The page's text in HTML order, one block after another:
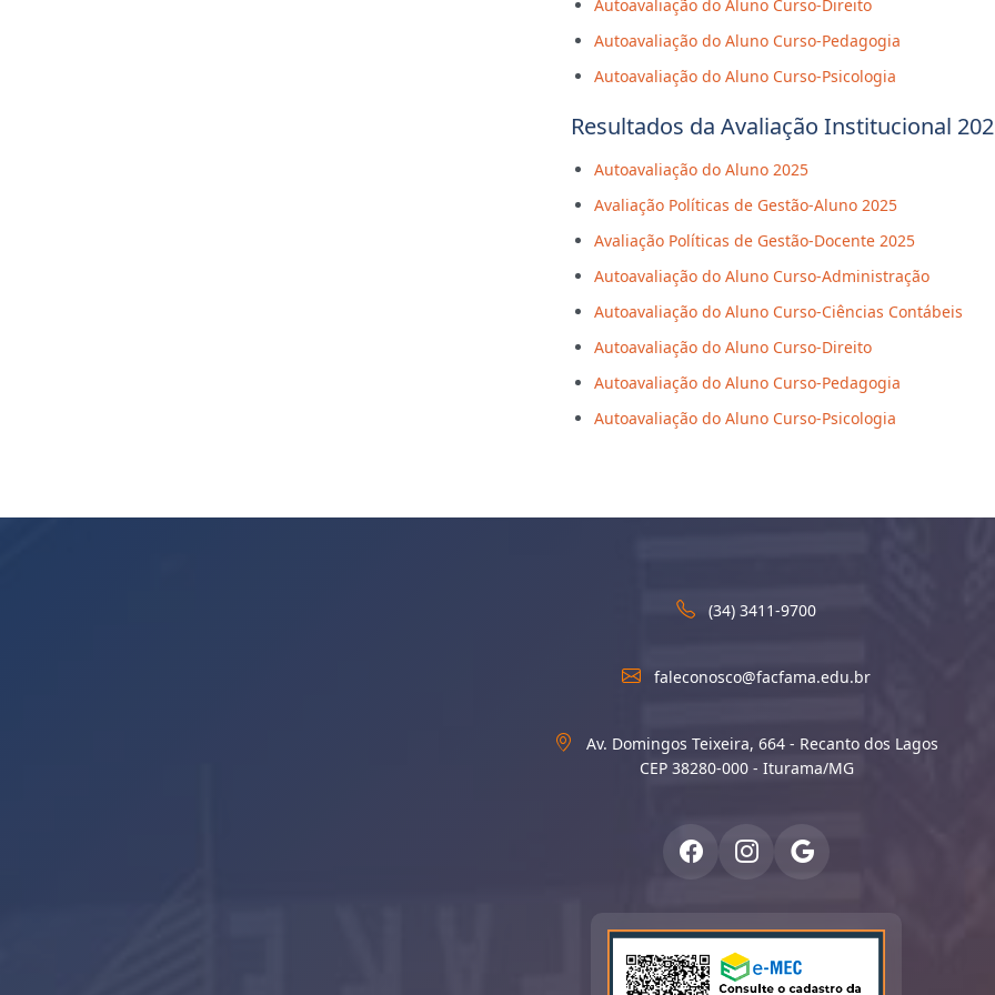
Autoavaliação do Aluno Curso-Direito
Autoavaliação do Aluno Curso-Pedagogia
Autoavaliação do Aluno Curso-Psicologia
Resultados da Avaliação Institucional
Autoavaliação do Aluno 2025
Avaliação Políticas de Gestão-Aluno 2025
Avaliação Políticas de Gestão-Docente 2025
Autoavaliação do Aluno Curso-Administração
Autoavaliação do Aluno Curso-Ciências Contábeis
Autoavaliação do Aluno Curso-Direito
Autoavaliação do Aluno Curso-Pedagogia
Autoavaliação do Aluno Curso-Psicologia
(34) 3411-9700
faleconosco@facfama.edu.br
Av. Domingos Teixeira, 664 - Recanto dos Lagos
CEP 38280-000 - Iturama/MG